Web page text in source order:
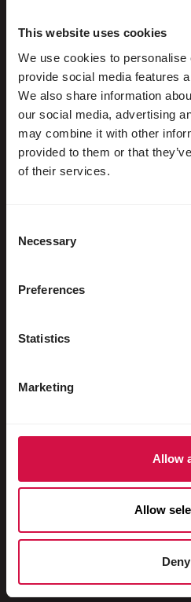
This website uses cookies
We use cookies to personalise
provide social media features
We also share information
our social media, advertising
may combine it with other
provided to them or that
of their services.
Selection
Necessary
Preferences
Statistics
Marketing
Allow
Allow
Deny
Pour votre
Oiseaux d'ornement
Oiseaux sauvages
Echassiers & oiseaux
Furets
Gallinacés
Cochons nains